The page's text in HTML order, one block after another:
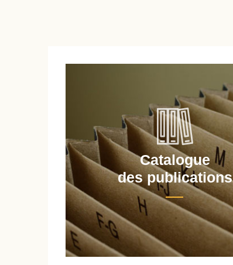
Catalogue
des publications